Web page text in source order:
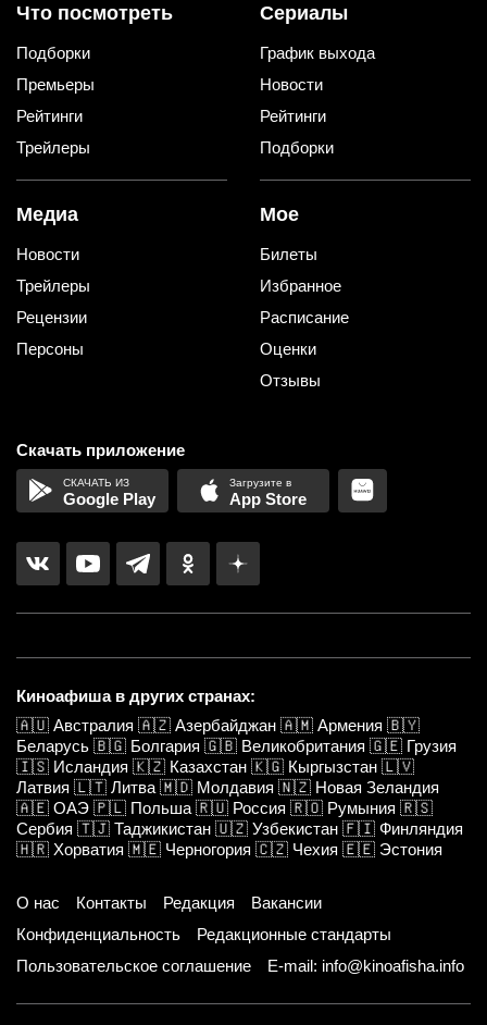
Что посмотреть
Подборки
Премьеры
Рейтинги
Трейлеры
Сериалы
График выхода
Новости
Рейтинги
Подборки
Медиа
Новости
Трейлеры
Рецензии
Персоны
Мое
Билеты
Избранное
Расписание
Оценки
Отзывы
Скачать приложение
Google Play App Store
Киноафиша в других странах:
🇦🇺 Австралия 🇦🇿 Азербайджан 🇦🇲 Армения 🇧🇾
Беларусь 🇧🇬 Болгария 🇬🇧 Великобритания 🇬🇪 Грузия
🇮🇸 Исландия 🇰🇿 Казахстан 🇰🇬 Кыргызстан 🇱🇻
Латвия 🇱🇹 Литва 🇲🇩 Молдавия 🇳🇿 Новая Зеландия
🇦🇪 ОАЭ 🇵🇱 Польша 🇷🇺 Россия 🇷🇴 Румыния 🇷🇸
Сербия 🇹🇯 Таджикистан 🇺🇿 Узбекистан 🇫🇮 Финляндия
🇭🇷 Хорватия 🇲🇪 Черногория 🇨🇿 Чехия 🇪🇪 Эстония
О нас Контакты Редакция
Вакансии
Конфиденциальность
Редакционные стандарты
Пользовательское соглашение
E-mail: info@kinoafisha.info